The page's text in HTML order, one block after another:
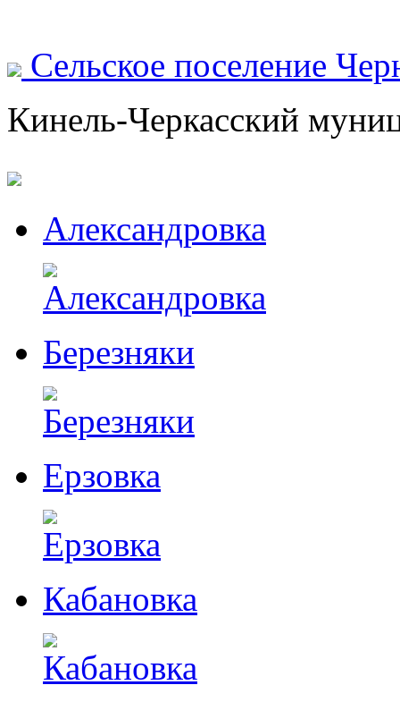
Сельское поселение
Кинель-Черкасский
Александровка
Березняки
Ерзовка
Кабановка